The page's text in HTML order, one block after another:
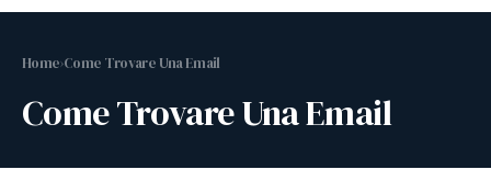
Home›Come Trovare Una Email
Come Trovare Una Email